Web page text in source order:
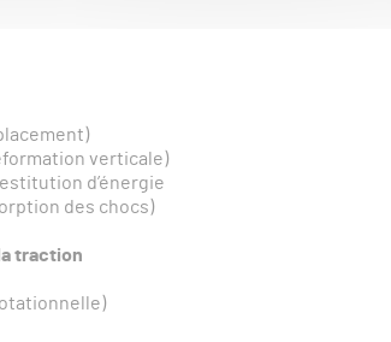
verticale)
d’énergie
des chocs)
traction